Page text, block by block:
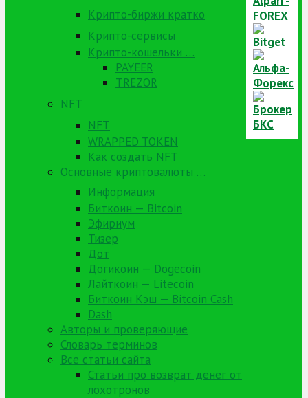
Крипто-биржи кратко
Крипто-сервисы
Крипто-кошельки …
PAYEER
TREZOR
NFT
NFT
WRAPPED TOKEN
Как создать NFT
Основные криптовалюты …
Информация
Биткоин — Bitcoin
Эфириум
Тизер
Дот
Догикоин — Dogecoin
Лайткоин — Litecoin
Биткоин Кэш — Bitcoin Cash
Dash
Авторы и проверяющие
Словарь терминов
Все статьи сайта
Статьи про возврат денег от
лохотронов